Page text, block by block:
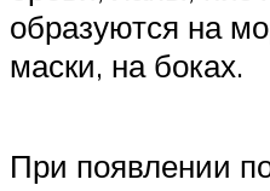
образуются на
маски, на боках.
При появлении